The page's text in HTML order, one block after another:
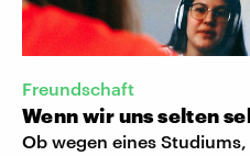
Freundschaft
Wenn wir uns selten
Ob wegen eines